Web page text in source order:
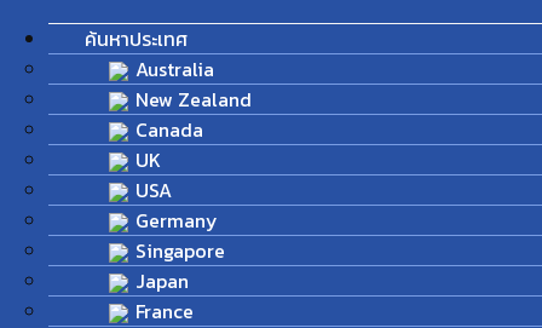
ค้นหาประเทศ
Australia
New Zealand
Canada
UK
USA
Germany
Singapore
Japan
France